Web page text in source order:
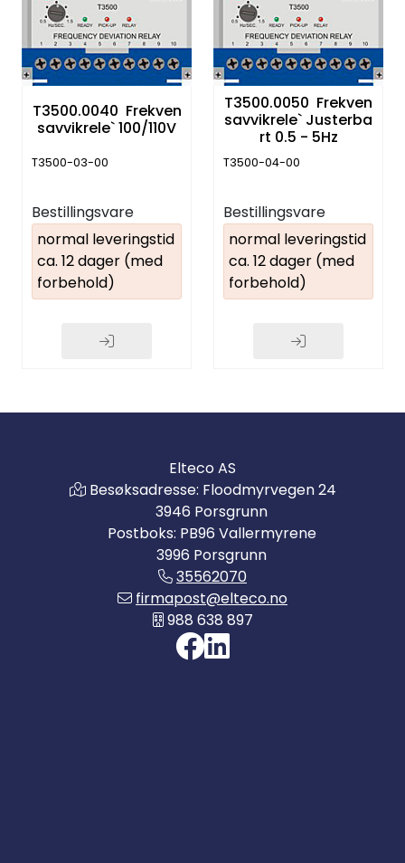
T3500.0040 Frekven
savvikrele` 100/110V
T3500-03-00
Bestillingsvare
normal leveringstid
ca. 12 dager (med
forbehold)
T3500.0050 Frekven
savvikrele` Justerba
rt 0.5 - 5Hz
T3500-04-00
Bestillingsvare
normal leveringstid
ca. 12 dager (med
forbehold)
Elteco AS
Besøksadresse: Floodmyrvegen 24
3946 Porsgrunn
Postboks: PB96 Vallermyrene
3996 Porsgrunn
35562070
firmapost@elteco.no
988 638 897